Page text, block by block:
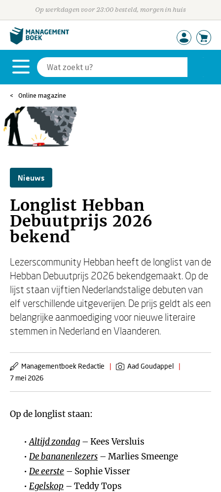
Op werkdagen voor 23:00 besteld, morgen in huis
Online magazine
Nieuws
Longlist Hebban
Debuutprijs 2026
bekend
Lezerscommunity Hebban heeft de longlist van de
Hebban Debuutprijs 2026 bekendgemaakt. Op de
lijst staan vijftien Nederlandstalige debuten van
elf verschillende uitgeverijen. De prijs geldt als een
belangrijke aanmoediging voor nieuwe literaire
stemmen in Nederland en Vlaanderen.
Managementboek Redactie | Aad Goudappel
|
7 mei 2026
Op de longlist staan:
Altijd zondag – Kees Versluis
De bananenlezers – Marlies Smeenge
De eerste – Sophie Visser
Egelskop – Teddy Tops